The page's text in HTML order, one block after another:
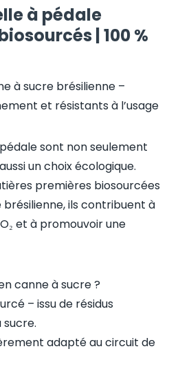
à pédale
| 100 %
à sucre brésilienne –
et résistants à l’usage
sont non seulement
un choix écologique.
premières biosourcées
brésilienne, ils contribuent à
et à promouvoir une
canne à sucre ?
– issu de résidus
adapté au circuit de